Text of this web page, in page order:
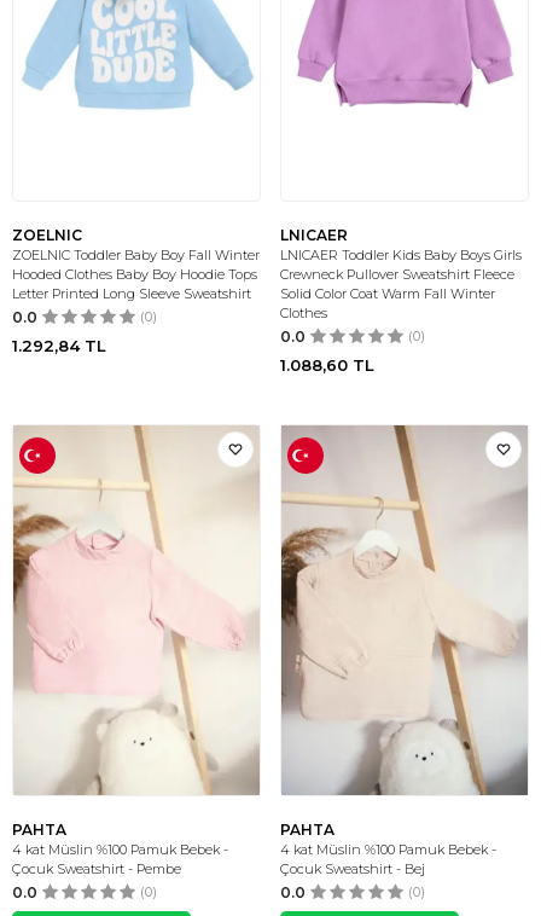
ZOELNIC
ZOELNIC Toddler Baby Boy Fall Winter
Hooded Clothes Baby Boy Hoodie Tops
Letter Printed Long Sleeve Sweatshirt
0.0 (0)
1.292,84TL
LNICAER
LNICAER Toddler Kids Baby Boys Girls
Crewneck Pullover Sweatshirt Fleece
Solid Color Coat Warm Fall Winter
Clothes
0.0 (0)
1.088,60 TL
PAHTA
4 kat Müslin %100 Pamuk Bebek -
Çocuk Sweatshirt - Pembe
0.0 (0)
PAHTA
4 kat Müslin %100 Pamuk Bebek -
Çocuk Sweatshirt - Bej
0.0 (0)